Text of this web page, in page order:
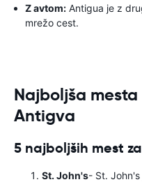
Z avtom: Antigua je z
mrežo cest.
Najboljša
Antigva
5 najboljših mest
St. John's- St.